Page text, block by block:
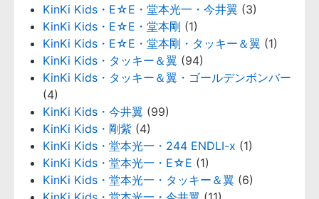
KinKi Kids・E☆E・堂本光一・今井翼 (3)
KinKi Kids・E☆E・堂本剛 (1)
KinKi Kids・E☆E・堂本剛・タッキー＆翼 (1)
KinKi Kids・タッキー＆翼 (94)
KinKi Kids・タッキー＆翼・ゴールデンボンバー
(4)
KinKi Kids・今井翼 (99)
KinKi Kids・剛紫 (4)
KinKi Kids・堂本光一・244 ENDLI-x (1)
KinKi Kids・堂本光一・E☆E (1)
KinKi Kids・堂本光一・タッキー＆翼 (6)